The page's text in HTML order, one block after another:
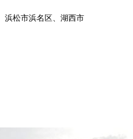
浜松市浜名区、湖西市